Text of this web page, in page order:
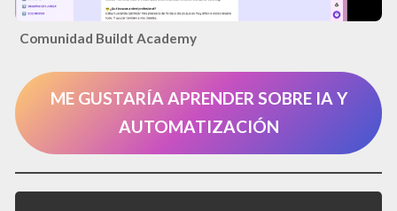
Comunidad Buildt Academy
ME GUSTARÍA APRENDER SOBRE IA Y
AUTOMATIZACIÓN